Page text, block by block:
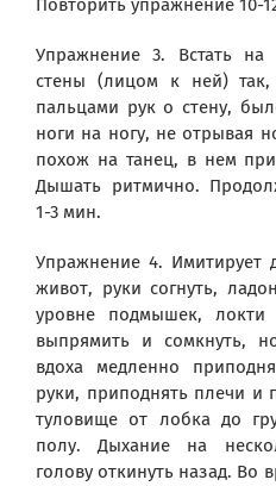
Повторить упражнение 10-
Упражнение 3. Встать на
стены (лицом к ней) так,
пальцами рук о стену,
ноги на ногу, не отрывая
похож на танец, в нем
Дышать ритмично.
1-3 мин.
Упражнение 4. Имитирует
живот, руки согнуть,
уровне подмышек, локти
выпрямить и сомкнуть,
вдоха медленно
руки, приподнять плечи и
туловище от лобка до
полу. Дыхание на
голову откинуть назад. Во